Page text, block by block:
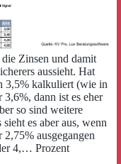
Zinsen und damit
aussieht. Hat
3,5% kalkuliert (wie in
dann ist es eher
so sind weitere
es aber aus, wenn
ausgegangen
4,… Prozent